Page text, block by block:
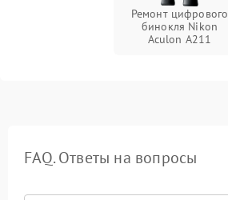
Ремонт цифрового
бинокля Nikon
Aculon A211
FAQ. Ответы на вопросы